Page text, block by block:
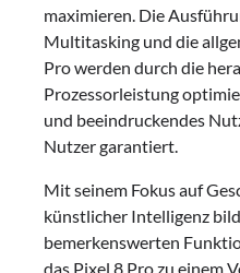
maximieren. Die
Multitasking und die
Pro werden durch die
Prozessorleistung
und beeindruckendes
Nutzer garantiert.
Mit seinem Fokus auf
künstlicher Intelligenz
bemerkenswerten
das Pixel 8 Pro zu einem